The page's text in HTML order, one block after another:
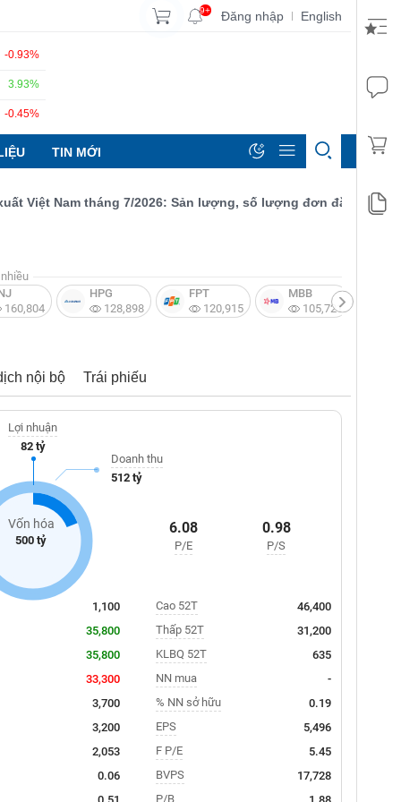
9+ Đăng nhập | English
-0.93%
3.93%
-0.45%
TIN MỚI
Nam tháng 7/2026: Sản lượng, số lượng đơn đặt hàng mới
160,804
HPG
128,898
FPT
120,915
MBB
105,721
nội bộ Trái phiếu
Vốn hóa
500 tỷ
Lợi nhuận
82 tỷ
Doanh thu
512 tỷ
6.08
P/E
0.98
P/S
1,100
35,800
35,800
33,300
3,700
3,200
2,053
0.06
0.51
Cao 52T
46,400
Thấp 52T
31,200
KLBQ 52T
635
NN mua
-
% NN sở hữu
0.19
EPS
5,496
F P/E
5.45
BVPS
17,728
P/B
1.88